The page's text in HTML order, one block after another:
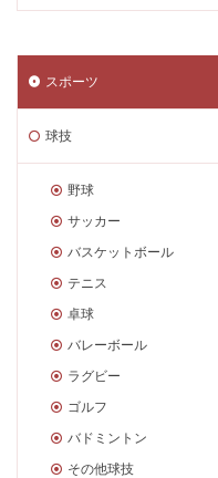
スポーツ
球技
野球
サッカー
バスケットボール
テニス
卓球
バレーボール
ラグビー
ゴルフ
バドミントン
その他球技